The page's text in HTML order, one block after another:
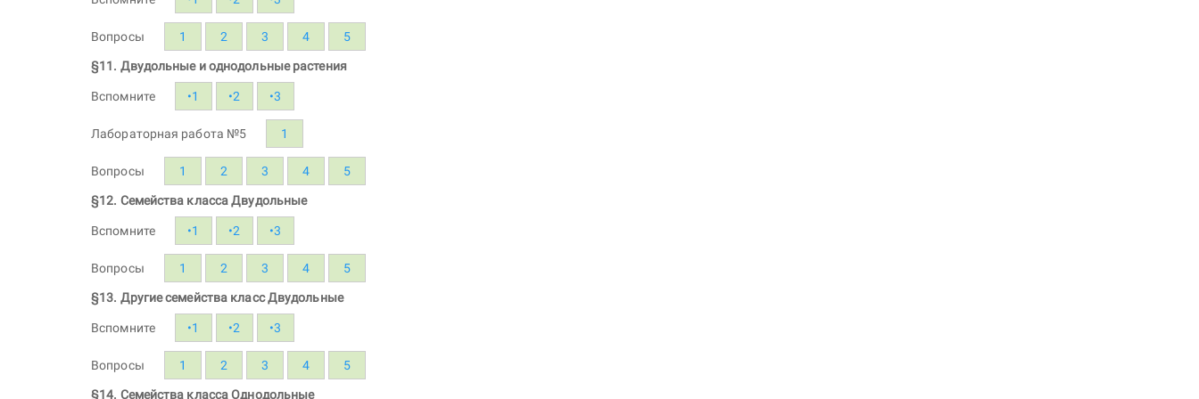
Вопросы 1 2 3 4 5
§11. Двудольные и однодольные растения
Вспомните •1 •2 •3
Лабораторная работа №5 1
Вопросы 1 2 3 4 5
§12. Семейства класса Двудольные
Вспомните •1 •2 •3
Вопросы 1 2 3 4 5
§13. Другие семейства класс Двудольные
Вспомните •1 •2 •3
Вопросы 1 2 3 4 5
§14. Семейства класса Однодольные